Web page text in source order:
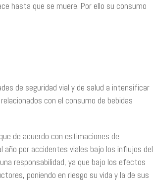
hasta que se muere. Por ello su consumo
de seguridad vial y de salud a intensificar
con el consumo de bebidas
de acuerdo con estimaciones de
año por accidentes viales bajo los influjos del
responsabilidad, ya que bajo los efectos
poniendo en riesgo su vida y la de sus